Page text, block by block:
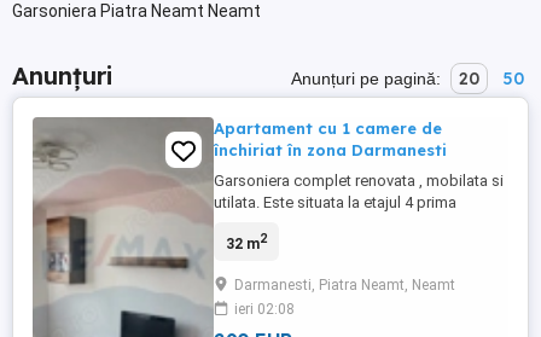
Garsoniera Piatra Neamt Neamt
Anunțuri Anunțuri pe pagină: 20 50
Apartament cu 1 camere de
închiriat în zona Darmanesti
Garsoniera complet renovata , mobilata si
utilata. Este situata la etajul 4 prima
32 m2
Darmanesti, Piatra Neamt, Neamt
ieri 02:08